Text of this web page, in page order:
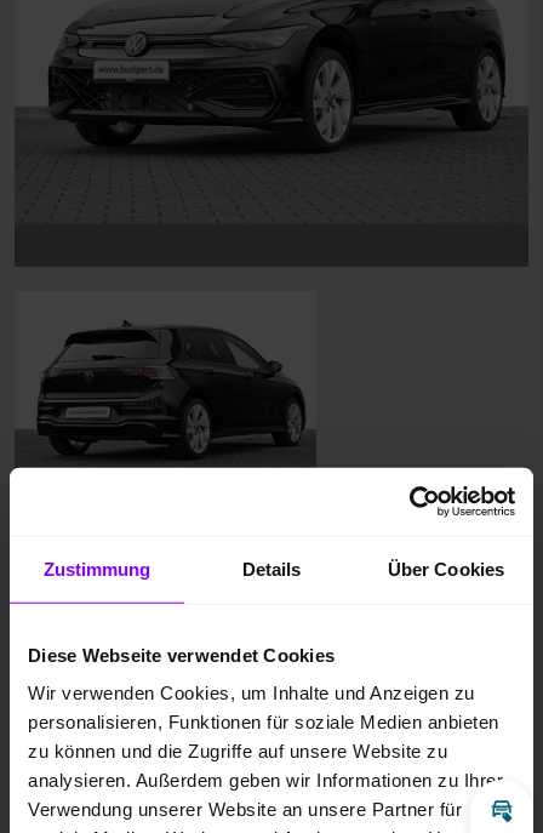
Zustimmung Details Über Cookies
Diese Webseite verwendet Cookies
Wir verwenden Cookies, um Inhalte und Anzeigen zu
personalisieren, Funktionen für soziale Medien anbieten
zu können und die Zugriffe auf unsere Website zu
analysieren. Außerdem geben wir Informationen zu Ihrer
Verwendung unserer Website an unsere Partner für